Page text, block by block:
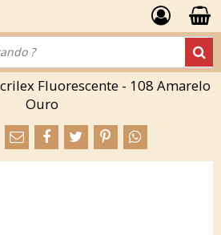
Fluorescente - 108 Amarelo
Ouro